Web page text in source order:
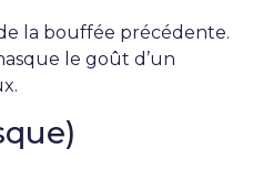
la bouffée précédente.
le goût d’un